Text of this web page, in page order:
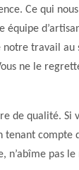
Ce qui
travail au
ne le
qualité. Si
n’abîme pas